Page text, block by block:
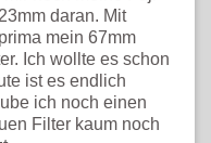
daran. Mit
mein 67mm
Ich wollte es schon
ist es endlich
ich noch einen
Filter kaum noch